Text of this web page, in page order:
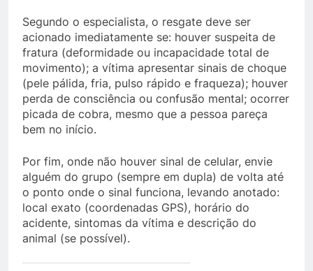
Segundo o especialista, o resgate deve ser
acionado imediatamente se: houver suspeita de
fratura (deformidade ou incapacidade total de
movimento); a vítima apresentar sinais de choque
(pele pálida, fria, pulso rápido e fraqueza); houver
perda de consciência ou confusão mental; ocorrer
picada de cobra, mesmo que a pessoa pareça
bem no início.
Por fim, onde não houver sinal de celular, envie
alguém do grupo (sempre em dupla) de volta até
o ponto onde o sinal funciona, levando anotado:
local exato (coordenadas GPS), horário do
acidente, sintomas da vítima e descrição do
animal (se possível).